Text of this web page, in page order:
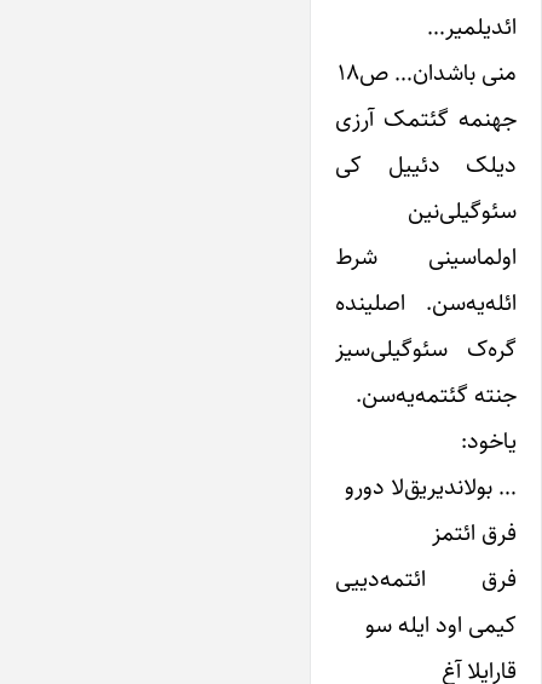
ائدیلمیر…
منی باشدان… ص۱۸
جهنمه گئتمک آرزی
دیلک دئییل کی
سئوگیلی‌نین
اولماسینی شرط
ائله‌یه‌سن. اصلینده
گره‌ک سئوگیلی‌سیز
جنته گئتمه‌یه‌سن.
یاخود:
… بولاندیریق‌لا دورو
فرق ائتمز
فرق ائتمه‌دییی
کیمی اود ایله سو
قارایلا آغ